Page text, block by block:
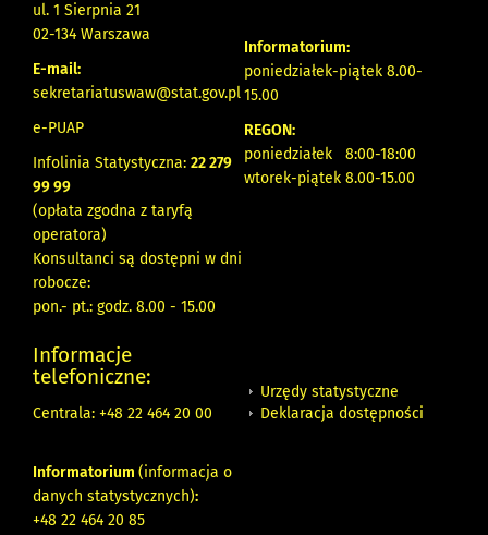
ul. 1 Sierpnia 21
02-134 Warszawa
E-mail:
sekretariatuswaw@stat.gov.pl
e-PUAP
Infolinia Statystyczna: 22 279
99 99
(opłata zgodna z taryfą
operatora)
Konsultanci są dostępni w dni
robocze:
pon.- pt.: godz. 8.00 - 15.00
Informatorium:
poniedziałek-piątek 8.00-
15.00
REGON:
poniedziałek 8:00-18:00
wtorek-piątek 8.00-15.00
Informacje
telefoniczne:
Centrala: +48 22 464 20 00
Informatorium (informacja o
danych statystycznych):
+48 22 464 20 85
Urzędy statystyczne
Deklaracja dostępności